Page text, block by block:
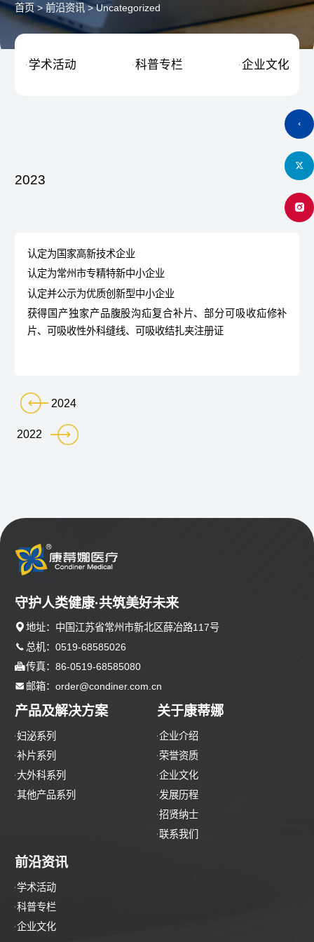
首页>前沿资讯>Uncategorized
 学术活动  科普专栏  企业文化
2023
认定为国家高新技术企业
认定为常州市专精特新中小企业
认定并公示为优质创新型中小企业
获得国产独家产品腹股沟疝复合补片、部分可吸收疝修补
片、可吸收性外科缝线、可吸收结扎夹注册证
2024
2022
守护人类健康·共筑美好未来
 地址：中国江苏省常州市新北区薛冶路117号
 总机：0519-68585026
传真：86-0519-68585080
 邮箱：order@condiner.com.cn
产品及解决方案
妇泌系列
补片系列
大外科系列
其他产品系列
关于康蒂娜
企业介绍
荣誉资质
企业文化
发展历程
招贤纳士
联系我们
前沿资讯
学术活动
科普专栏
企业文化